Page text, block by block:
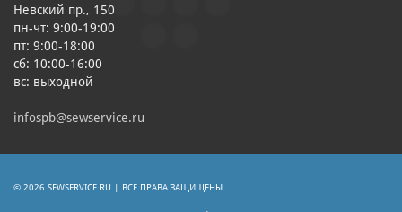
Невский пр., 150
пн-чт: 9:00-19:00
пт: 9:00-18:00
сб: 10:00-16:00
вс: выходной
infospb@sewservice.ru
© 2026 SEWSERVICE.RU | ВСЕ ПРАВА ЗАЩИЩЕНЫ.